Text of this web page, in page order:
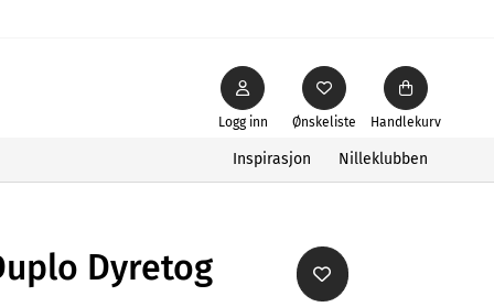
Ønskeliste
Logg inn Handlekurv
Inspirasjon Nilleklubben
Dyretog